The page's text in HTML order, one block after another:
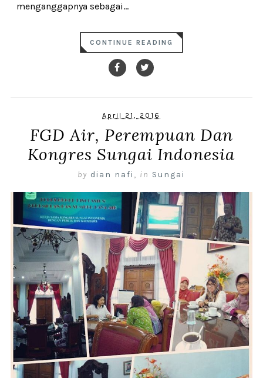
menganggapnya sebagai...
CONTINUE READING
April 21, 2016
FGD Air, Perempuan Dan
Kongres Sungai Indonesia
by dian nafi , in Sungai